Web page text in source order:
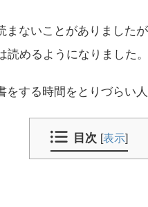
まないことがありました
めるようになりました。
をする時間をとりづらい
目次 [表示]